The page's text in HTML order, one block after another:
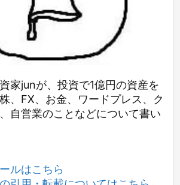
家junが、投資で1億円の資産を
、FX、お金、ワードプレス、ク
自営業のことなどについて書い
ルはこちら